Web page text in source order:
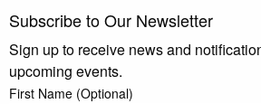
Subscribe to Our Newsletter
Sign up to receive news and
upcoming events.
First Name (Optional)